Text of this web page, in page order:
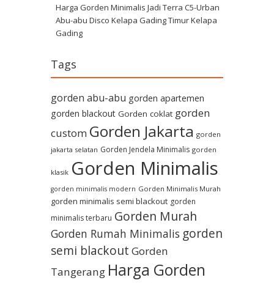
Harga Gorden Minimalis Jadi Terra C5-Urban
Abu-abu Disco Kelapa Gading Timur Kelapa
Gading
Tags
gorden abu-abu gorden apartemen
gorden blackout Gorden coklat gorden
custom Gorden Jakarta gorden
jakarta selatan Gorden Jendela Minimalis gorden
klasik Gorden Minimalis
gorden minimalis modern Gorden Minimalis Murah
gorden minimalis semi blackout gorden
minimalis terbaru Gorden Murah
Gorden Rumah Minimalis gorden
semi blackout Gorden
Tangerang Harga Gorden